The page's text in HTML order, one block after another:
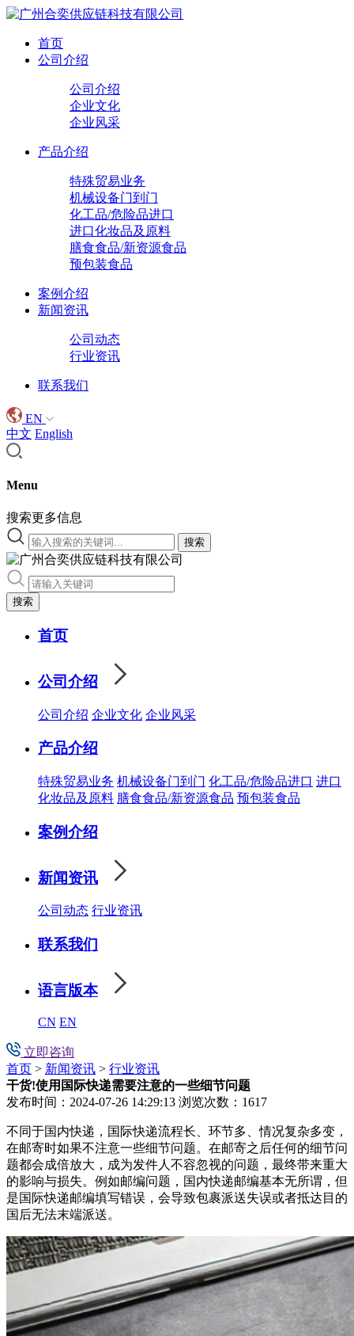
首页
公司介绍
公司介绍
企业文化
企业风采
产品介绍
特殊贸易业务
机械设备门到门
化工品/危险品进口
进口化妆品及原料
膳食食品/新资源食品
预包装食品
案例介绍
新闻资讯
公司动态
行业资讯
联系我们
EN
中文 English
Menu
搜索更多信息
搜索
搜索
首页
公司介绍
公司介绍 企业文化 企业风采
产品介绍
特殊贸易业务 机械设备门到门 化工品/危险品进口 进口
化妆品及原料 膳食食品/新资源食品 预包装食品
案例介绍
新闻资讯
公司动态 行业资讯
联系我们
语言版本
CN EN
立即咨询
首页 > 新闻资讯 > 行业资讯
干货!使用国际快递需要注意的一些细节问题
发布时间：2024-07-26 14:29:13 浏览次数：1617
不同于国内快递，国际快递流程长、环节多、情况复杂多变，
在邮寄时如果不注意一些细节问题。在邮寄之后任何的细节问
题都会成倍放大，成为发件人不容忽视的问题，最终带来重大
的影响与损失。例如邮编问题，国内快递邮编基本无所谓，但
是国际快递邮编填写错误，会导致包裹派送失误或者抵达目的
国后无法末端派送。